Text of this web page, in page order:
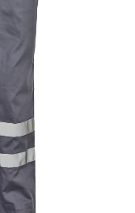
день
утепленные